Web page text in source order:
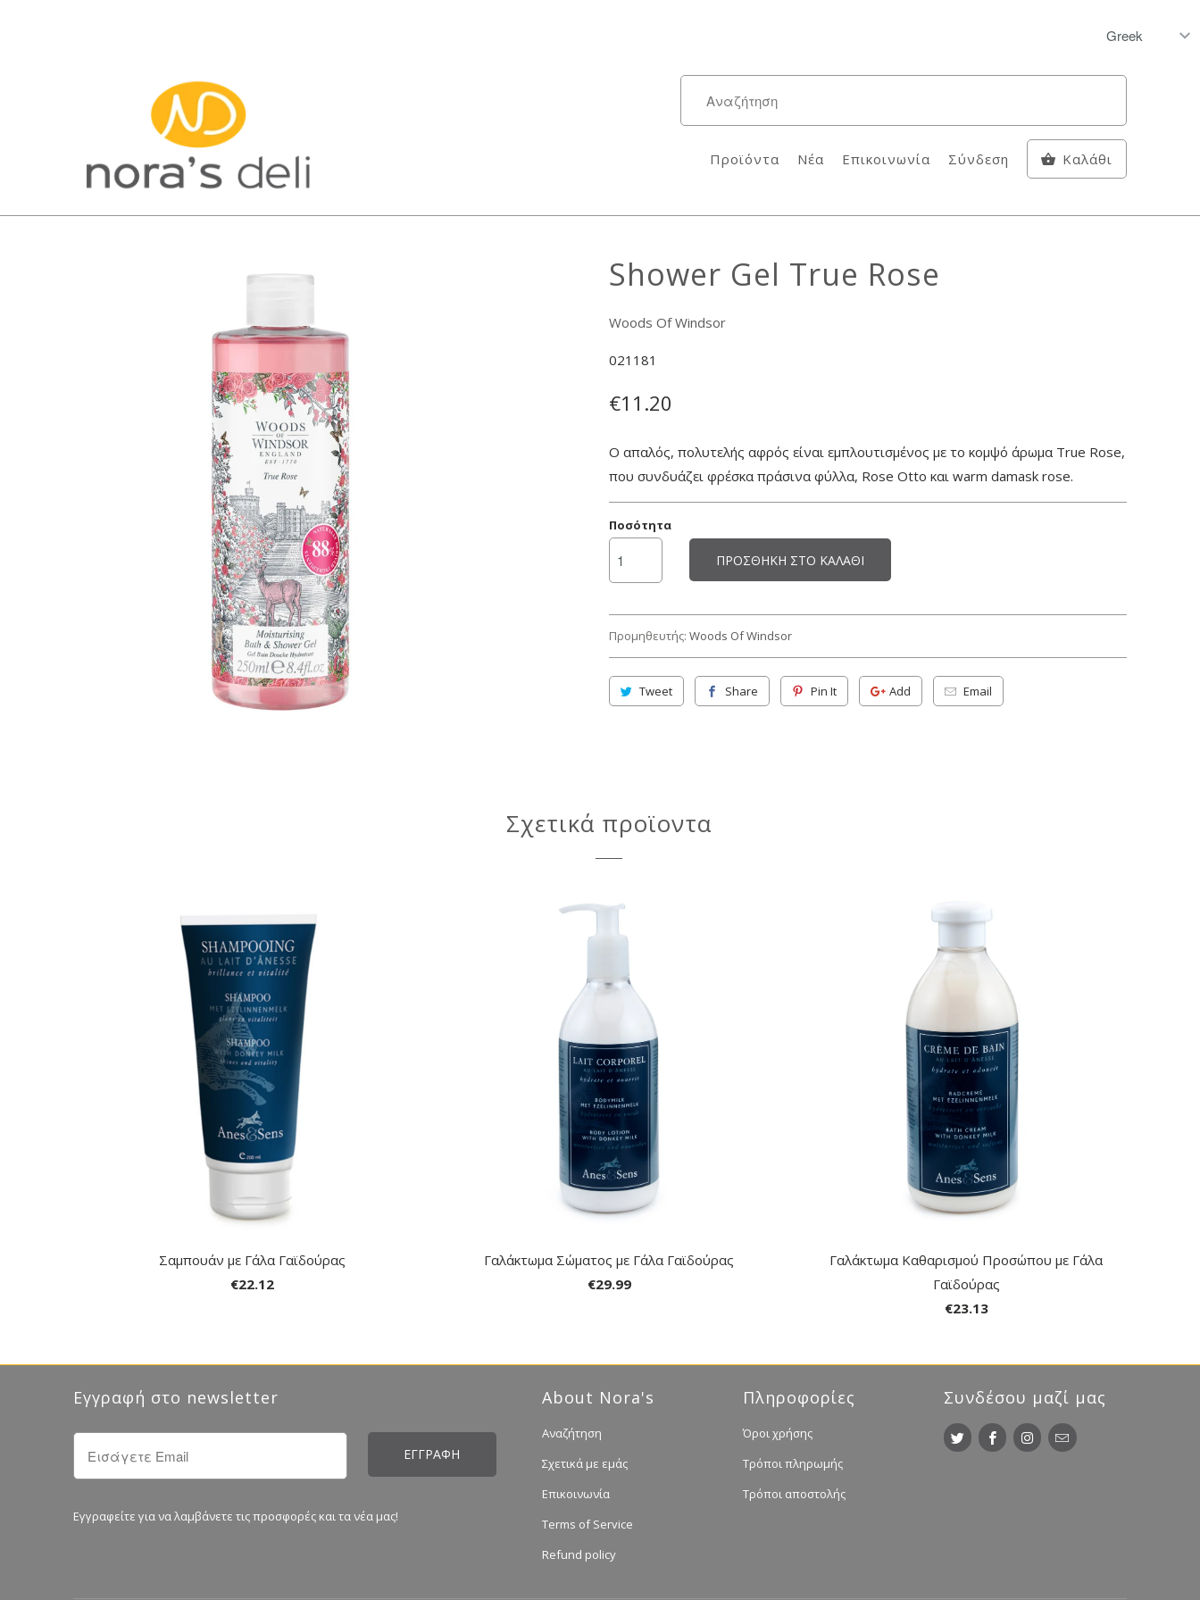
Προϊόντα Νέα Επικοινωνία Σύνδεση Καλάθι
Shower Gel True Rose
Woods Of Windsor
021181
€11.20
Ο απαλός, πολυτελής αφρός είναι εμπλουτισμένος με το κομψό άρωμα True Rose,
που συνδυάζει φρέσκα πράσινα φύλλα, Rose Otto και warm damask rose.
Ποσότητα
ΠΡΟΣΘΉΚΗ ΣΤΟ ΚΑΛΆΘΙ
Προμηθευτής: Woods Of Windsor
Tweet Share Pin It Add Email
Σχετικά προϊοντα
Σαμπουάν με Γάλα Γαϊδούρας
€22.12
Γαλάκτωμα Σώματος με Γάλα Γαϊδούρας
€29.99
Γαλάκτωμα Καθαρισμού Προσώπου με Γάλα
Γαϊδούρας
€23.13
Εγγραφή στο newsletter
Εγγραφείτε για να λαμβάνετε τις προσφορές και τα νέα μας!
About Nora's
Αναζήτηση
Σχετικά με εμάς
Επικοινωνία
Terms of Service
Refund policy
Πληροφορίες
Όροι χρήσης
Τρόποι πληρωμής
Τρόποι αποστολής
Συνδέσου μαζί μας